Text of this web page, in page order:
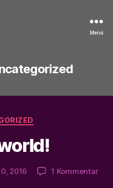
Menü
Kategorien
2016 1 Kommentarzu